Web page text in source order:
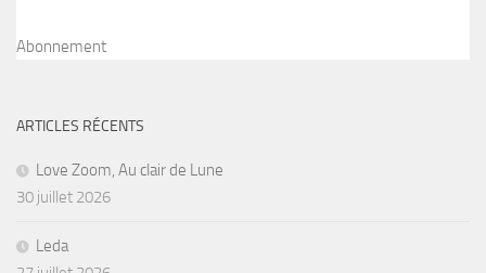
Abonnement
ARTICLES RÉCENTS
Love Zoom, Au clair de Lune
30 juillet 2026
Leda